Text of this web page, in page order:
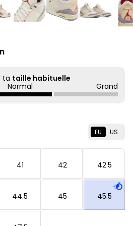
ta taille habituelle
Normal Grand
EU US
41 42 42.5
44.5 45 45.5